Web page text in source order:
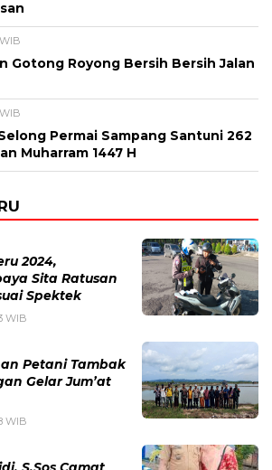
Gotong Royong Bersih Bersih Jalan
Permai Sampang Santuni 262
Muharram 1447 H
2024,
Sita Ratusan
Spektek
WIB
Petani Tambak
Gelar Jum’at
WIB